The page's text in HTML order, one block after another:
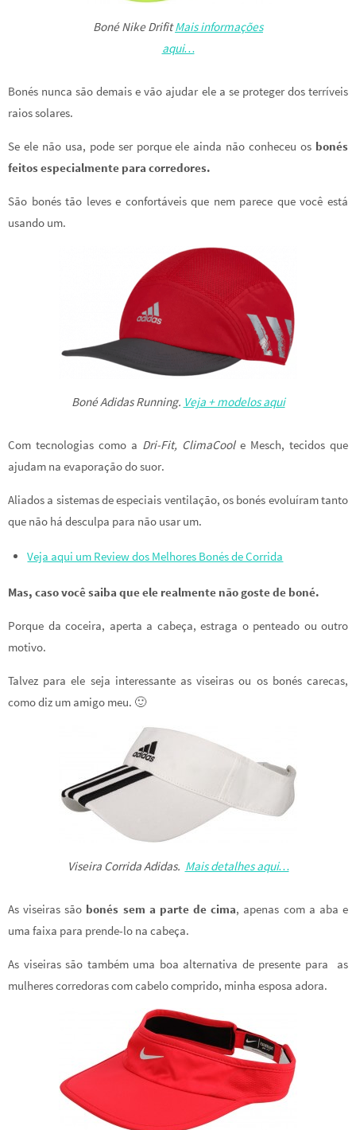
Boné Nike DrifitMais informações
aqui…
Bonés nunca são demais e vão ajudar ele a se proteger dos terríveis
raios solares.
Se ele não usa, pode ser porque ele ainda não conheceu os bonés
feitos especialmente para corredores.
São bonés tão leves e confortáveis que nem parece que você está
usando um.
Boné Adidas Running. Veja + modelos aqui
Com tecnologias como a Dri-Fit, ClimaCoole Mesch, tecidos que
ajudam na evaporação do suor.
Aliados a sistemas de especiais ventilação, os bonés evoluíram tanto
que não há desculpa para não usar um.
Veja aqui um Review dos Melhores Bonés de Corrida
Mas, caso você saiba que ele realmente não goste de boné.
Porque da coceira, aperta a cabeça, estraga o penteado ou outro
motivo.
Talvez para ele seja interessante as viseiras ou os bonés carecas,
como diz um amigo meu. 🙂
Viseira Corrida Adidas. Mais detalhes aqui…
As viseiras são bonés sem a parte de cima, apenas com a aba e
uma faixa para prende-lo na cabeça.
As viseiras são também uma boa alternativa de presente para as
mulheres corredoras com cabelo comprido, minha esposa adora.